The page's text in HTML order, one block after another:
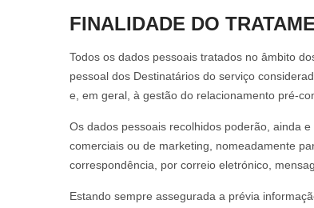
FINALIDADE DO
Todos os dados pessoais tratados no âmbito
pessoal dos Destinatários do serviço
e, em geral, à gestão do relacionamento pré-
Os dados pessoais recolhidos poderão, ainda
comerciais ou de marketing, nomeadamente
correspondência, por correio eletrónico,
Estando sempre assegurada a prévia